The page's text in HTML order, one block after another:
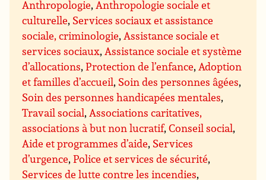
Anthropologie,Anthropologie sociale et
culturelle, Services sociaux et assistance
sociale, criminologie,Assistance sociale et
services sociaux,Assistance sociale et système
d’allocations,Protection de l’enfance,Adoption
et familles d’accueil, Soin des personnes âgées,
Soin des personnes handicapées mentales,
Travail social,Associations caritatives,
associations à but non lucratif,Conseil social,
Aide et programmes d’aide, Services
d’urgence,Police et services de sécurité,
Services de lutte contre les incendies,